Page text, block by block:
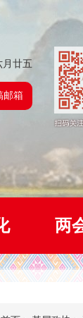
月廿五
邮箱
两